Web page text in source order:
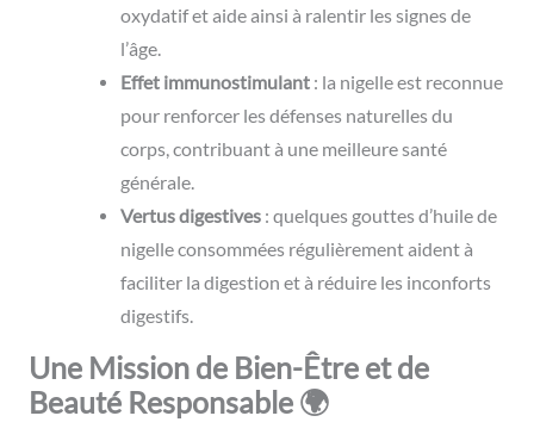
oxydatif et aide ainsi à ralentir les signes de
l’âge.
Effet immunostimulant : la nigelle est reconnue
pour renforcer les défenses naturelles du
corps, contribuant à une meilleure santé
générale.
Vertus digestives : quelques gouttes d’huile de
nigelle consommées régulièrement aident à
faciliter la digestion et à réduire les inconforts
digestifs.
Une Mission de Bien-Être et de
Beauté Responsable 🌍